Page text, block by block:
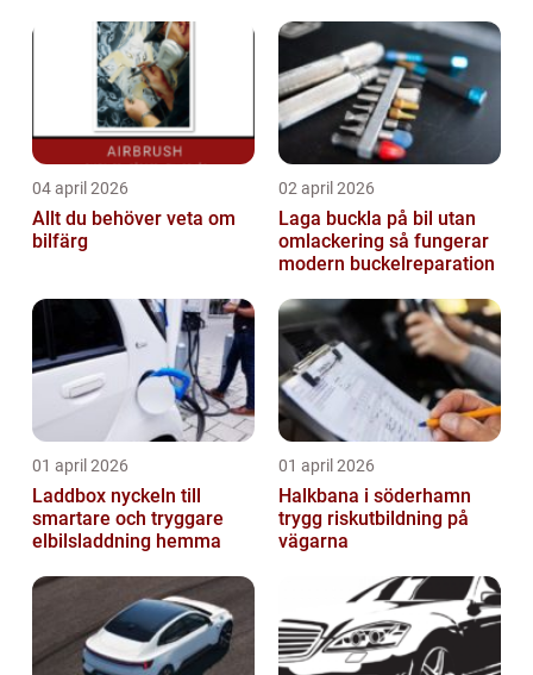
04 april 2026
Allt du behöver veta om
bilfärg
02 april 2026
Laga buckla på bil utan
omlackering så fungerar
modern buckelreparation
01 april 2026
Laddbox nyckeln till
smartare och tryggare
elbilsladdning hemma
01 april 2026
Halkbana i söderhamn
trygg riskutbildning på
vägarna